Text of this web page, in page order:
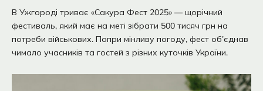
В Ужгороді триває «Сакура Фест 2025» — щорічний
фестиваль, який має на меті зібрати 500 тисяч грн на
потреби військових. Попри мінливу погоду, фест об’єднав
чимало учасників та гостей з різних куточків України.